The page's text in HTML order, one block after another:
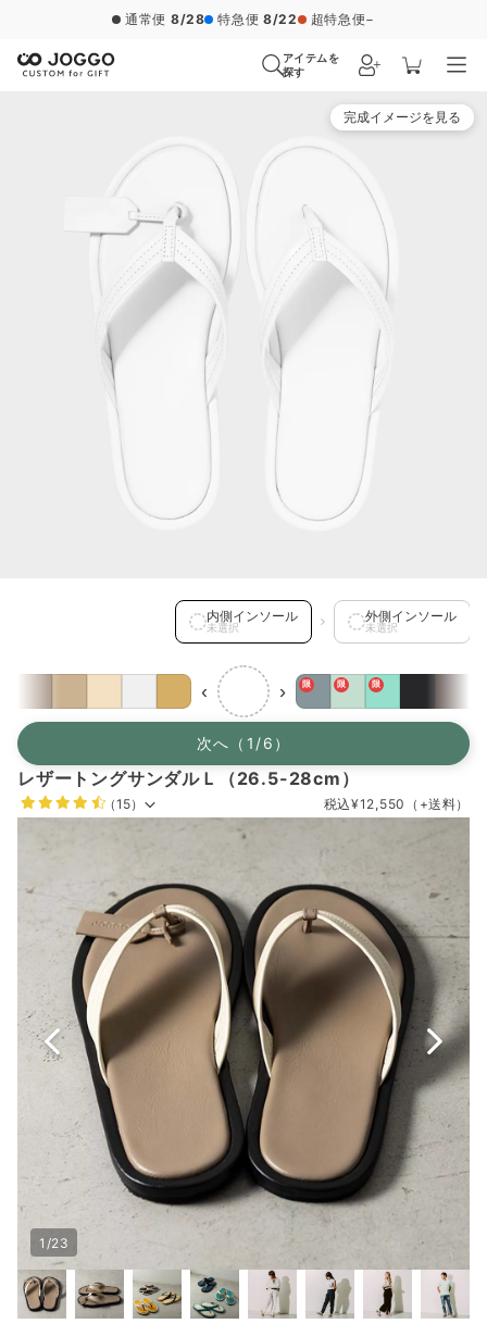
20,000円（税込）以上のご注文で送料無料
アイテムを
探す
完成イメージを見る
内側インソール を選択中内側インソール
未選択
外側インソール
未選択
限 限 限
‹ ›
レザートングサンダルＬ（26.5-28cm）
（15） 税込¥12,550 （+送料）
次へ（1/6）
1/23